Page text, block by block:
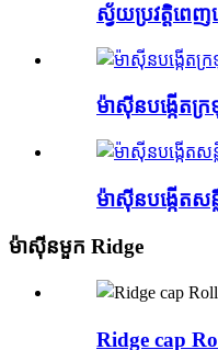
ស្វ័យប្រវត្តិពេ
ម៉ាស៊ីនបង្កើតក្
ម៉ាស៊ីនបង្កើតស
ម៉ាស៊ីនមួក Ridge
Ridge cap